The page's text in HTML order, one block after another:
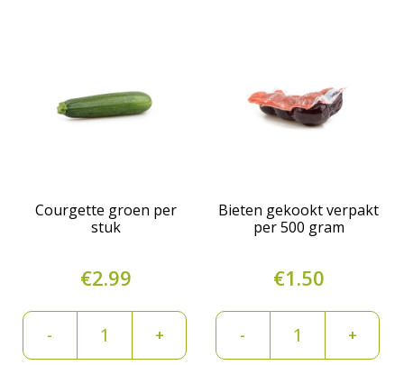
Courgette groen per
stuk
€2.99
-
groen
+
Bieten gekookt verpakt
per 500 gram
€1.50
-
gekookt
+